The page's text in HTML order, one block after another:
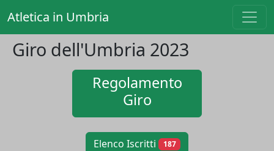
Atletica in Umbria
Giro dell'Umbria 2023
Regolamento
Giro
Elenco Iscritti 187